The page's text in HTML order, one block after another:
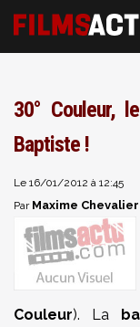
30° Couleur,
Baptiste !
Le 16/01/2012 à 12:45
Par Maxime Chevalier
Couleur). La